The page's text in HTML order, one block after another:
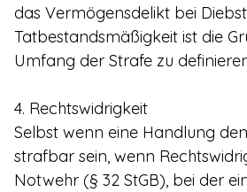
das Vermögensdelikt bei
Tatbestandsmäßigkeit ist die
Umfang der Strafe zu
4. Rechtswidrigkeit
Selbst wenn eine Handlung
strafbar sein, wenn
Notwehr (§ 32 StGB), bei der